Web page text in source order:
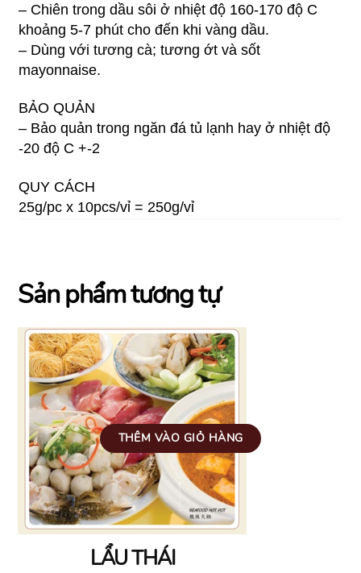
– Chiên trong dầu sôi ở nhiệt độ 160-170 độ C
khoảng 5-7 phút cho đến khi vàng dầu.
– Dùng với tương cà; tương ớt và sốt
mayonnaise.
BẢO QUẢN
– Bảo quản trong ngăn đá tủ lạnh hay ở nhiệt độ
-20 độ C +-2
QUY CÁCH
25g/pc x 10pcs/vỉ = 250g/vỉ
Sản phẩm tương tự
LẨU THÁI
THÊM VÀO GIỎ HÀNG